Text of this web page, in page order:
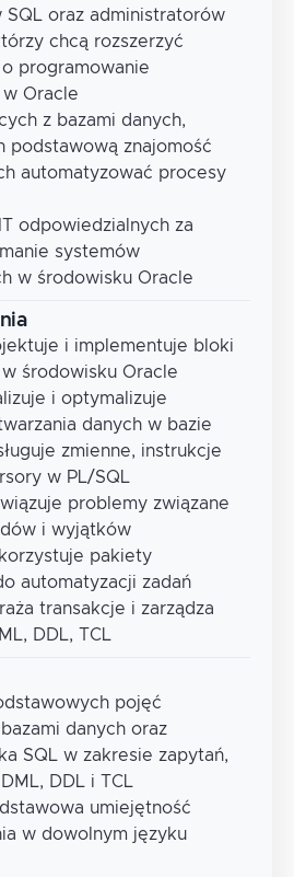
SQL oraz administratorów
chcą rozszerzyć
programowanie
Oracle
z bazami danych,
podstawową znajomość
automatyzować procesy
odpowiedzialnych za
systemów
w środowisku Oracle
i implementuje bloki
środowisku Oracle
i optymalizuje
danych w bazie
zmienne, instrukcje
w PL/SQL
problemy związane
i wyjątków
pakiety
automatyzacji zadań
transakcje i zarządza
DDL, TCL
pojęć
danych oraz
SQL w zakresie zapytań,
DDL i TCL
umiejętność
w dowolnym języku